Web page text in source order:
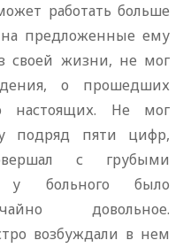
работать больше
на предложенные ему
своей жизни, не мог
о прошедших
настоящих. Не мог
подряд пяти цифр,
с грубыми
у больного было
довольное.
возбуждали в нем